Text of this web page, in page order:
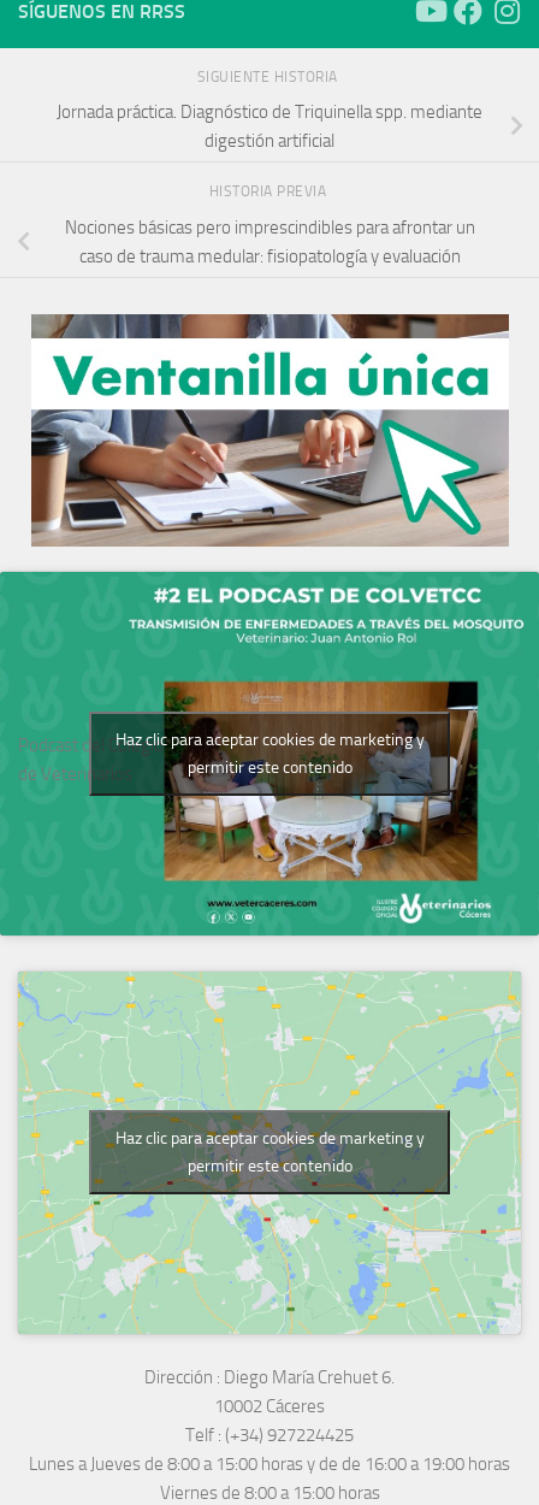
SÍGUENOS EN RRSS
SIGUIENTE HISTORIA
Jornada práctica. Diagnóstico de Triquinella spp. mediante
digestión artificial
HISTORIA PREVIA
Nociones básicas pero imprescindibles para afrontar un
caso de trauma medular: fisiopatología y evaluación
Podcast del Colegio
de Veterinarios
Haz clic para aceptar cookies de marketing y
permitir este contenido
Haz clic para aceptar cookies de marketing y
permitir este contenido
Dirección : Diego María Crehuet 6.
10002 Cáceres
Telf : (+34) 927224425
Lunes a Jueves de 8:00 a 15:00 horas y de de 16:00 a 19:00 horas
Viernes de 8:00 a 15:00 horas